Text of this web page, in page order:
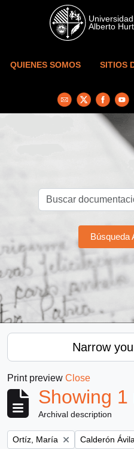
Skip to main content
QUIENES SOMOS SITIOS
Búsqueda
Narrow
Print preview Close
Showing 1
Archival description
Remove filter:
Ortíz, María Remove filter:
Calderón